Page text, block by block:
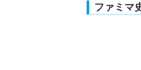
ファミマ